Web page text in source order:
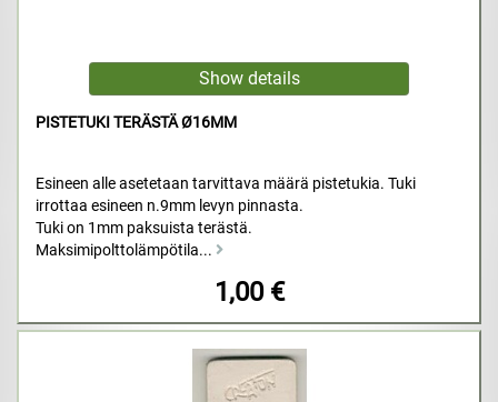
PISTETUKI TERÄSTÄ Ø16MM
Esineen alle asetetaan tarvittava määrä pistetukia. Tuki
irrottaa esineen n.9mm levyn pinnasta.
Tuki on 1mm paksuista terästä.
Maksimipolttolämpötila...
1,00 €